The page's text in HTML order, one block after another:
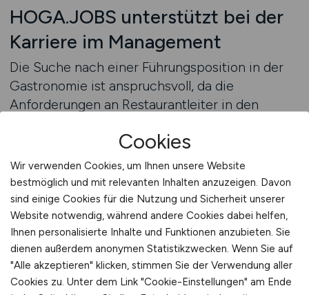
HOGA.JOBS unterstützt bei der
Karriere im Management
Die Suche nach einer Führungsposition in der
Gastronomie ist anspruchsvoll, da die
Anforderungen an Restaurantleiter in den
fachlicher Kompetenz werden heute auch
betriebswirtschaftliches Verständnis,
Mitarbeiterführung und digitales Know-how
erwartet. Wer gezielt sucht, sollte sich auf
Plattformen konzentrieren, die sich auf
Gastronomie- und Hotellerieberufe spezialisiert
haben. Auf dem führenden Jobportal für Hoga-
Berufe werden regelmäßig neue
Managementpositionen veröffentlicht, die
Cookies
Wir verwenden Cookies, um Ihnen unsere Website
bestmöglich und mit relevanten Inhalten anzuzeigen. Davon
sind einige Cookies für die Nutzung und Sicherheit unserer
Website notwendig, während andere Cookies dabei helfen,
Ihnen personalisierte Inhalte und Funktionen anzubieten. Sie
dienen außerdem anonymen Statistikzwecken. Wenn Sie auf
"Alle akzeptieren" klicken, stimmen Sie der Verwendung aller
Cookies zu. Unter dem Link "Cookie-Einstellungen" am Ende